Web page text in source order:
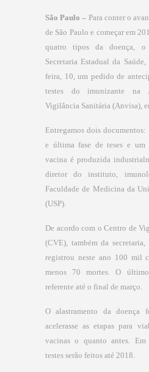
São Paulo – Para conter o
de São Paulo e começar em
quatro tipos da doença,
Secretaria Estadual da
feira, 10, um pedido de
testes do imunizante na
Vigilância Sanitária (Anvisa),
Entregamos dois
e última fase de teses e um
vacina é produzida
diretor do instituto,
Faculdade de Medicina da
(USP).
De acordo com o Centro de
(CVE), também da
registrou neste ano 100 mil
menos 70 mortes. O
referente até o final de março.
O alastramento da doença
acelerasse as etapas para
vacinas o quanto antes. Em
testes serão feitos até 2018.